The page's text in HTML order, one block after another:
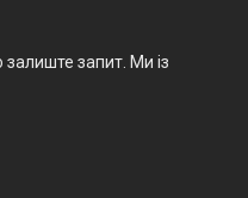
запит. Ми із